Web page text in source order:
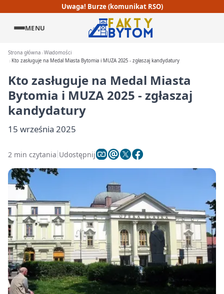
Uwaga! Burze (komunikat RSO)
MENU
Strona główna Wiadomości
Kto zasługuje na Medal Miasta Bytomia i MUZA 2025 - zgłaszaj kandydatury
Kto zasługuje na Medal Miasta
Bytomia i MUZA 2025 - zgłaszaj
kandydatury
15 września 2025
2 min czytania Udostępnij